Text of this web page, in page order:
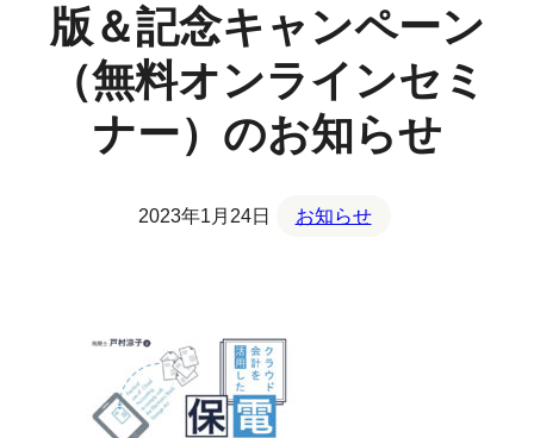
版＆記念キャンペーン
（無料オンラインセミ
ナー）のお知らせ
2023年1月24日 お知らせ